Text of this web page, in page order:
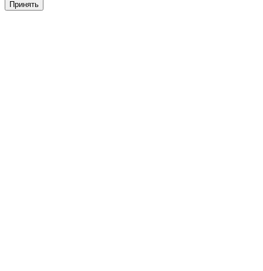
Принять